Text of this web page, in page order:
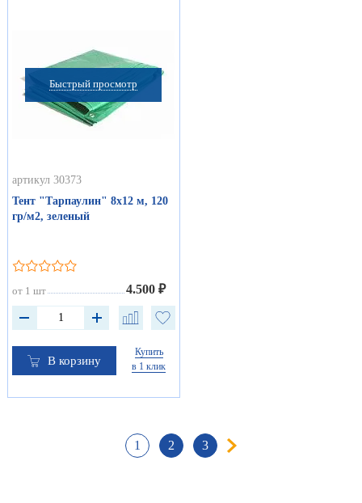
Быстрый просмотр
артикул 30373
Тент "Тарпаулин" 8х12 м, 120
гр/м2, зеленый
от 1 шт 4.500 ₽
В корзину
Купить
в 1 клик
1 2 3